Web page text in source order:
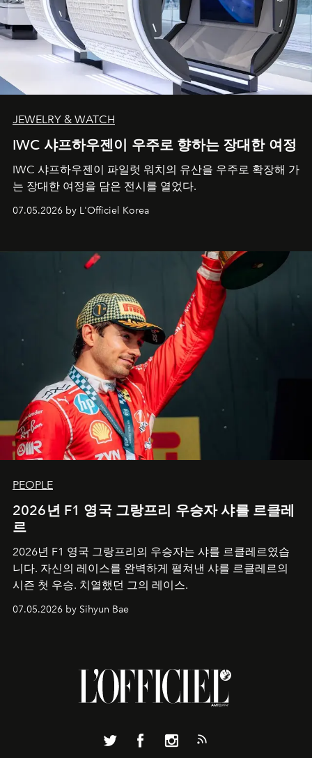
JEWELRY & WATCH
IWC 샤프하우젠이 우주로 향하는 장대한 여정
IWC 샤프하우젠이 파일럿 워치의 유산을 우주로 확장해 가
는 장대한 여정을 담은 전시를 열었다.
07.05.2026 by L'Officiel Korea
PEOPLE
2026년 F1 영국 그랑프리 우승자 샤를 르클레
르
2026년 F1 영국 그랑프리의 우승자는 샤를 르클레르였습
니다. 자신의 레이스를 완벽하게 펼쳐낸 샤를 르클레르의
시즌 첫 우승. 치열했던 그의 레이스.
07.05.2026 by Sihyun Bae